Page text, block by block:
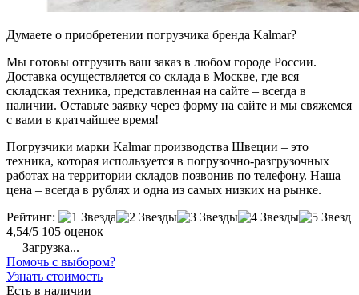
Думаете о приобретении погрузчика бренда Kalmar?
Мы готовы отгрузить ваш заказ в любом городе России.
Доставка осуществляется со склада в Москве, где вся
складская техника, представленная на сайте – всегда в
наличии. Оставьте заявку через форму на сайте и мы свяжемся
с вами в кратчайшее время!
Погрузчики марки Kalmar производства Швеции – это
техника, которая используется в погрузочно-разгрузочных
работах на территории складов позвонив по телефону. Наша
цена – всегда в рублях и одна из самых низких на рынке.
Рейтинг:
4,54/5 105 оценок
Загрузка...
Помочь с выбором?
Узнать стоимость
Есть в наличии